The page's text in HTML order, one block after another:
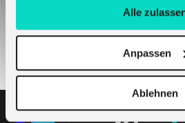
Alle
Anpassen
Ablehnen